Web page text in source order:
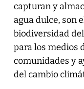
capturan y
agua dulce, son
biodiversidad
para los medios
comunidades y
del cambio